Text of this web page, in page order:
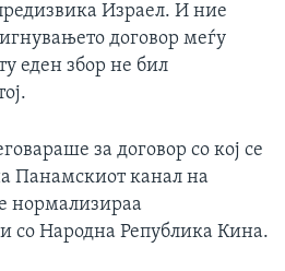
Израел. И ние
договор меѓу
еден збор не бил
за договор со кој се
Панамскиот канал на
нормализираа
со Народна Република Кина.